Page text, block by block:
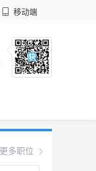
移动端
更多职位